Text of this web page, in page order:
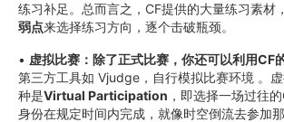
练习补足。总而言之，CF提供的大量练习素材
弱点来选择练习方向，逐个击破瓶颈。
• 虚拟比赛：除了正式比赛，你还可以利用CF
第三方工具如 Vjudge，自行模拟比赛环境 。
种是Virtual Participation ，即选择一场过往
身份在规定时间内完成，就像时空倒流去参加